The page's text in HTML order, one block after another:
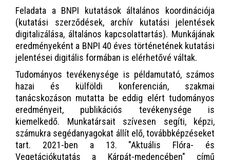
Feladata a BNPI kutatások általános koordinációja
(kutatási szerződések, archív kutatási jelentések
digitalizálása, általános kapcsolattartás). Munkájának
eredményeként a BNPI 40 éves történetének kutatási
jelentései digitális formában is elérhetővé váltak.
Tudományos tevékenysége is példamutató, számos
hazai és külföldi konferencián, szakmai
tanácskozáson mutatta be eddig elért tudományos
eredményeit, publikációs tevékenysége is
kiemelkedő. Munkatársait szívesen segíti, képzi,
számukra segédanyagokat állít elő, továbbképzéseket
tart. 2021-ben a 13. "Aktuális Flóra- és
Vegetációkutatás a Kárpát-medencében" című